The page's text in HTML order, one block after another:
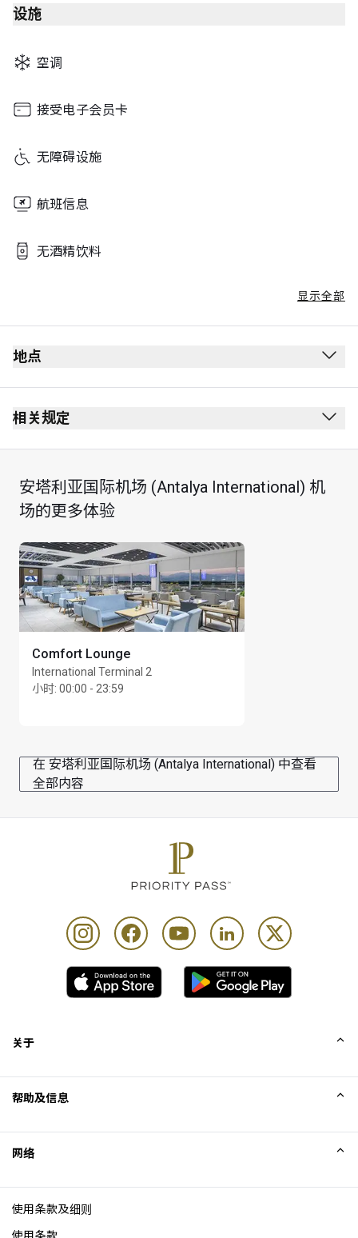
Tuesday
Thursday
Friday
Sunday
设施
空调
接受电子会员卡
无障碍设施
航班信息
无酒精饮料
显示全部
地点
相关规定
最长逗留时间：3 小时
每位持卡人最多可携同 Unlimited 位同行宾客
安塔利亚国际机场 (Antalya International) 机
场的更多体验
Comfort Lounge
International Terminal 2
小时: 00:00 - 23:59
在 安塔利亚国际机场 (Antalya International) 中查看
全部内容
关于
Excellence Awards
博客
帮助及信息
网络
使用条款及细则